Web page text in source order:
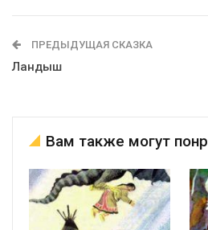
ПРЕДЫДУЩАЯ СКАЗКА
Ландыш
Вам также могут